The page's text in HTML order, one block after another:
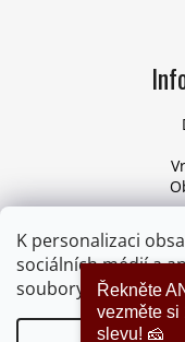
K personalizaci
sociálních médií a
soubory cookies.
Řekněte
vezměte si
slevu! 🧀